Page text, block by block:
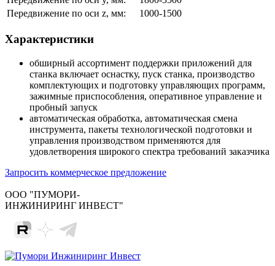
Передвижение по оси z, мм:
1000-1500
Характеристики
обширный ассортимент поддержки приложений для
станка включает оснастку, пуск станка, производство
комплектующих и подготовку управляющих программ,
зажимные приспособления, оперативное управление и
пробный запуск
автоматическая обработка, автоматическая смена
инструмента, пакеты технологической подготовки и
управления производством применяются для
удовлетворения широкого спектра требований заказчика
Запросить коммерческое предложение
ООО "ПУМОРИ-
ИНЖИНИРИНГ ИНВЕСТ"